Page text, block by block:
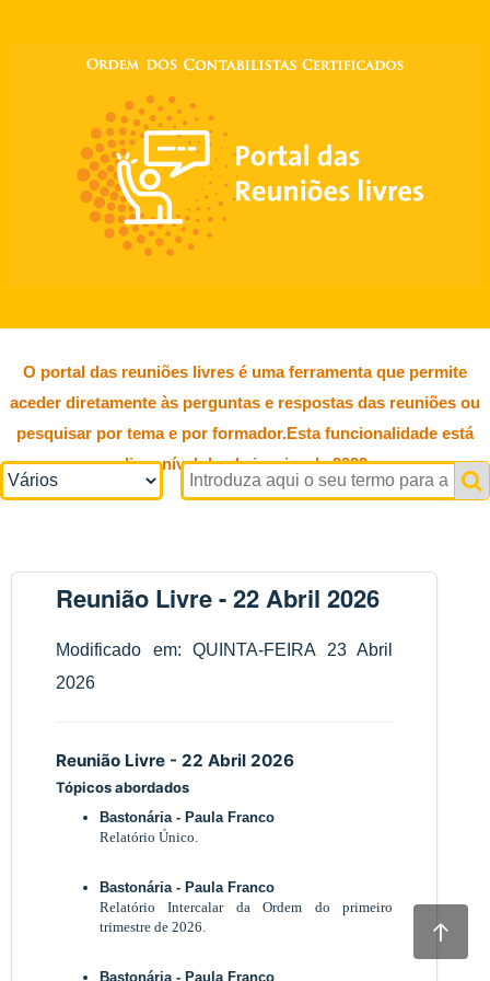
O portal das reuniões livres é uma ferramenta que permite
aceder diretamente às perguntas e respostas das reuniões ou
pesquisar por tema e por formador.Esta funcionalidade está
disponível desde janeiro de 2022.
Reunião Livre - 22 Abril 2026
Modificado em: QUINTA-FEIRA 23 Abril
2026
Reunião Livre - 22 Abril 2026
Tópicos abordados
Bastonária - Paula Franco
Relatório Único.
Bastonária - Paula Franco
Relatório Intercalar da Ordem do primeiro
trimestre de 2026.
Bastonária - Paula Franco